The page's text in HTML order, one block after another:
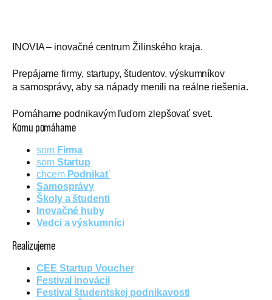
INOVIA – inovačné centrum Žilinského kraja.
Prepájame firmy, startupy, študentov, výskumníkov
a samosprávy, aby sa nápady menili na reálne riešenia.
Pomáhame podnikavým ľuďom zlepšovať svet.
Komu pomáhame
som Firma
som Startup
chcem Podnikať
Samosprávy
Školy a študenti
Inovačné huby
Vedci a výskumníci
Realizujeme
CEE Startup Voucher
Festival inovácií
Festival študentskej podnikavosti